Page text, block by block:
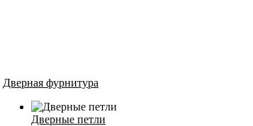
Дверная фурнитура
Дверные петли